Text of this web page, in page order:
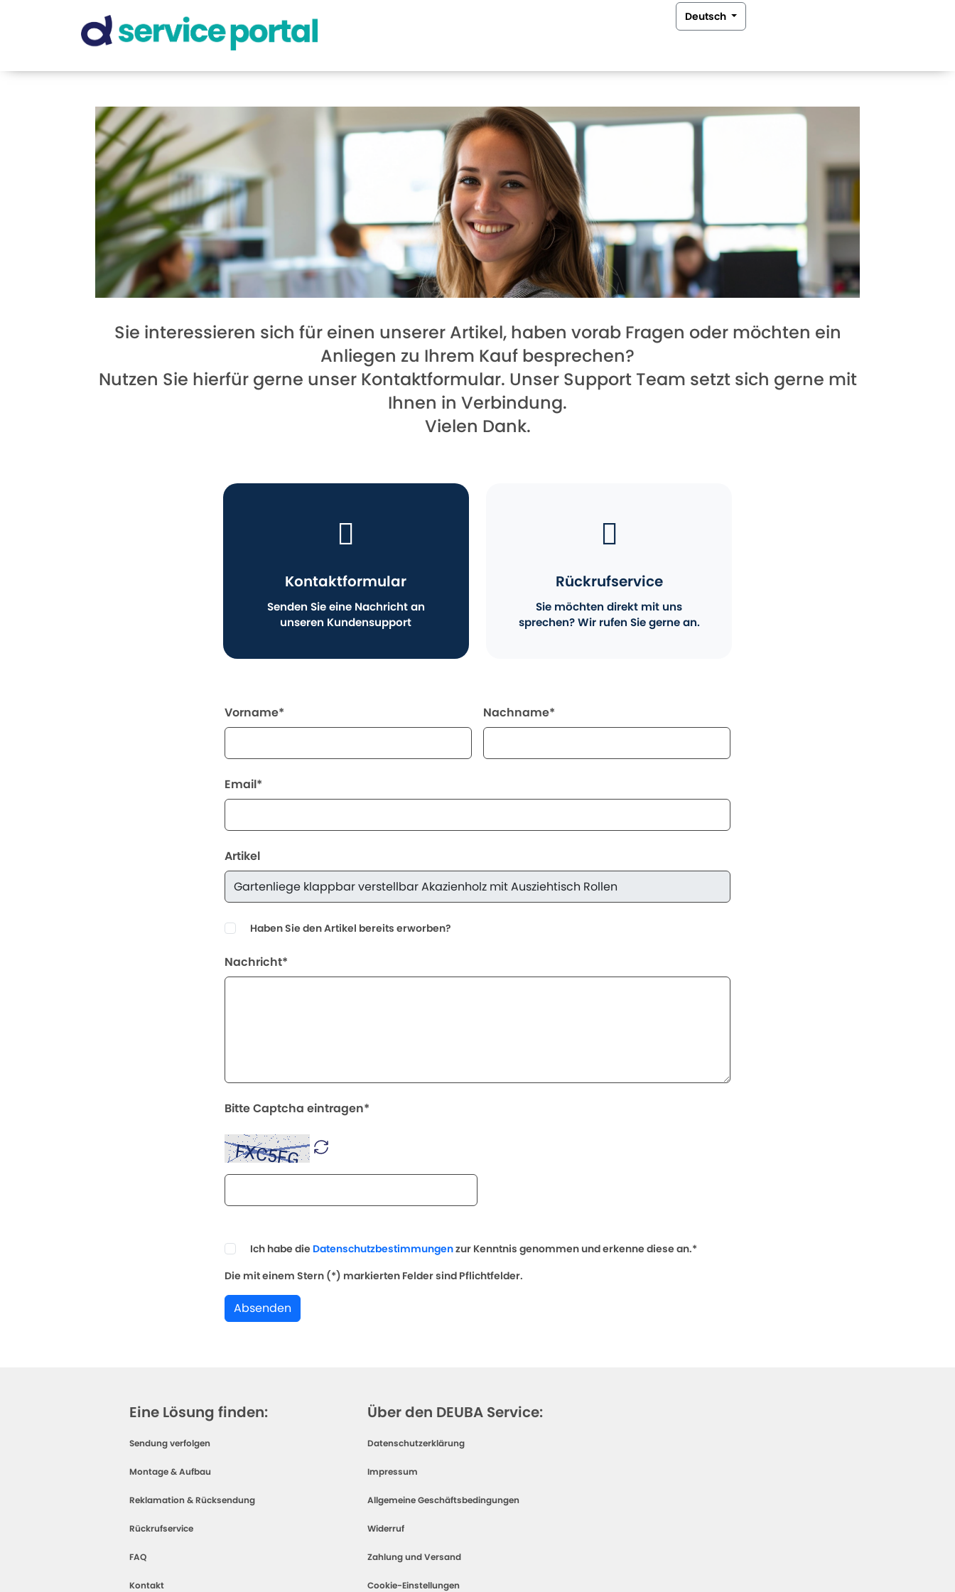
Deutsch
Sie interessieren sich für einen unserer Artikel, haben vorab Fragen oder möchten ein
Anliegen zu Ihrem Kauf besprechen?
Nutzen Sie hierfür gerne unser Kontaktformular. Unser Support Team setzt sich gerne mit
Ihnen in Verbindung.
Vielen Dank.
Kontaktformular
Senden Sie eine Nachricht an
unseren Kundensupport
Rückrufservice
Sie möchten direkt mit uns
sprechen? Wir rufen Sie gerne an.
Vorname* Nachname*
Email*
Artikel
Haben Sie den Artikel bereits erworben?
Nachricht*
Bitte Captcha eintragen*
Ich habe die Datenschutzbestimmungenzur Kenntnis genommen und erkenne diese an.*
Die mit einem Stern (*) markierten Felder sind Pflichtfelder.
Absenden
Eine Lösung finden:
Sendung verfolgen
Montage & Aufbau
Reklamation & Rücksendung
Rückrufservice
FAQ
Kontakt
Über den DEUBA Service:
Datenschutzerklärung
Impressum
Allgemeine Geschäftsbedingungen
Widerruf
Zahlung und Versand
Cookie-Einstellungen